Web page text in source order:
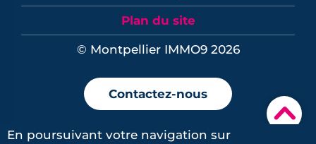
▾
Plan du site
© Montpellier IMMO9 2026
Contactez-nous
En poursuivant votre navigation sur